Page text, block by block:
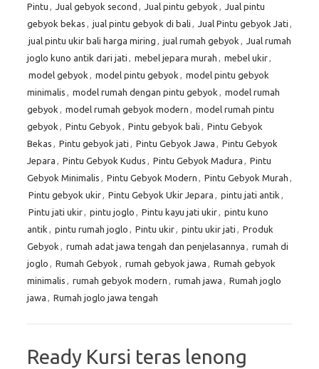
Pintu , Jual gebyok second , Jual pintu gebyok , Jual pintu
gebyok bekas , jual pintu gebyok di bali , Jual Pintu gebyok Jati ,
jual pintu ukir bali harga miring , jual rumah gebyok , Jual rumah
joglo kuno antik dari jati , mebel jepara murah , mebel ukir,
model gebyok , model pintu gebyok , model pintu gebyok
minimalis , model rumah dengan pintu gebyok , model rumah
gebyok , model rumah gebyok modern , model rumah pintu
gebyok , Pintu Gebyok , Pintu gebyok bali , Pintu Gebyok
Bekas , Pintu gebyok jati , Pintu Gebyok Jawa , Pintu Gebyok
Jepara , Pintu Gebyok Kudus , Pintu Gebyok Madura , Pintu
Gebyok Minimalis , Pintu Gebyok Modern , Pintu Gebyok Murah ,
Pintu gebyok ukir, Pintu Gebyok Ukir Jepara , pintu jati antik ,
Pintu jati ukir, pintu joglo , Pintu kayu jati ukir, pintu kuno
antik , pintu rumah joglo , Pintu ukir, pintu ukir jati , Produk
Gebyok , rumah adat jawa tengah dan penjelasannya , rumah di
joglo , Rumah Gebyok , rumah gebyok jawa , Rumah gebyok
minimalis , rumah gebyok modern , rumah jawa , Rumah joglo
jawa , Rumah joglo jawa tengah
Ready Kursi teras lenong